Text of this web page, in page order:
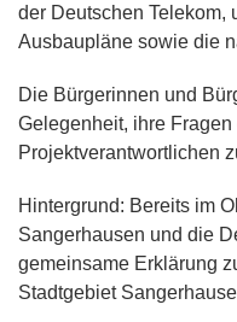
der Deutschen Telekom,
Ausbaupläne sowie die
Die Bürgerinnen und
Gelegenheit, ihre
Projektverantwortlichen
Hintergrund: Bereits im
Sangerhausen und die
gemeinsame Erklärung
Stadtgebiet